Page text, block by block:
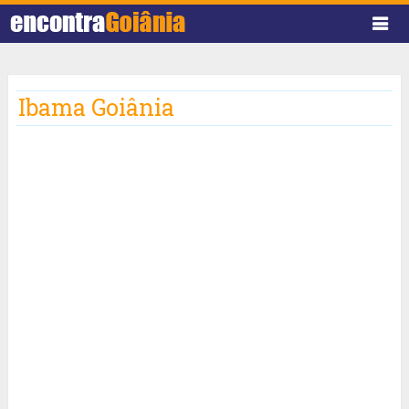
Ibama Goiânia